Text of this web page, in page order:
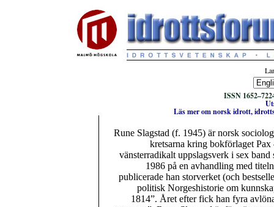
ISSN
Läs mer om norsk idrott,
Rune Slagstad (f. 1945) är norsk
kretsarna kring bokförlaget
vänsterradikalt uppslagsverk i sex
1986 på en avhandling med
publicerade han storverket (och
politisk Norgeshistorie om
1814”. Året efter fick han fyra